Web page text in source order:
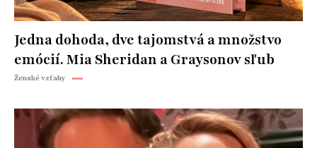
Jedna dohoda, dve tajomstvá a množstvo
emócií. Mia Sheridan a Graysonov sľub
Ženské vzťahy